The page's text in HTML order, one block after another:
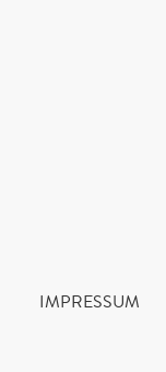
IMPRESSUM